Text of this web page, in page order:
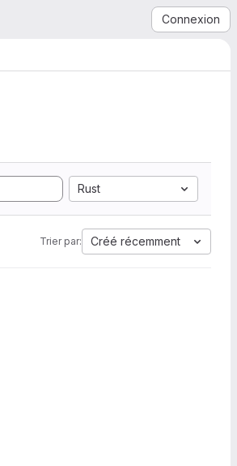
Connexion
Rust
Trier par: Créé récemment